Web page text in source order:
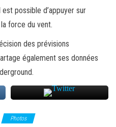
possible d’appuyer sur
force du vent.
des prévisions
également ses données
Photos